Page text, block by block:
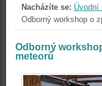
Nacházíte se: Úvodní
Odborný workshop o
Odborný
meteorů